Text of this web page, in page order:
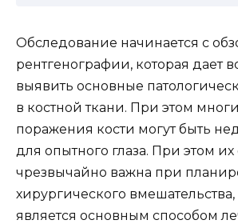
Обследование начинается с
рентгенографии, которая дает
выявить основные
в костной ткани. При этом
поражения кости могут быть
для опытного глаза. При этом
чрезвычайно важна при
хирургического вмешательства,
является основным способом